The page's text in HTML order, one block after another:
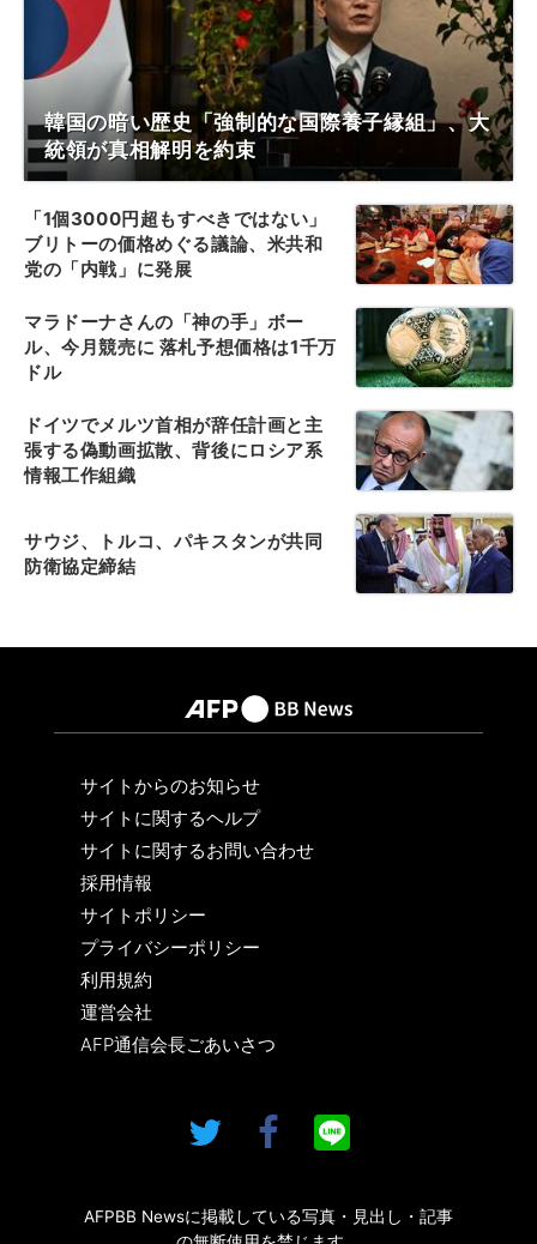
韓国の暗い歴史「強制的な国際養子縁組」、大
統領が真相解明を約束
「1個3000円超もすべきではない」
ブリトーの価格めぐる議論、米共和
党の「内戦」に発展
マラドーナさんの「神の手」ボー
ル、今月競売に 落札予想価格は1千万
ドル
ドイツでメルツ首相が辞任計画と主
張する偽動画拡散、背後にロシア系
情報工作組織
サウジ、トルコ、パキスタンが共同
防衛協定締結
サイトからのお知らせ
サイトに関するヘルプ
サイトに関するお問い合わせ
採用情報
サイトポリシー
プライバシーポリシー
利用規約
運営会社
AFP通信会長ごあいさつ
AFPBB Newsに掲載している写真・見出し・記事